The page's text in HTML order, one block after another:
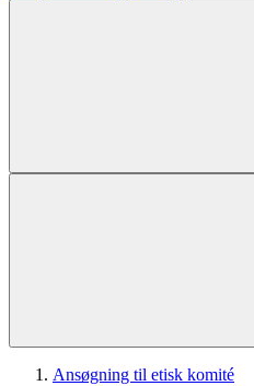
Ansøgning til etisk komité